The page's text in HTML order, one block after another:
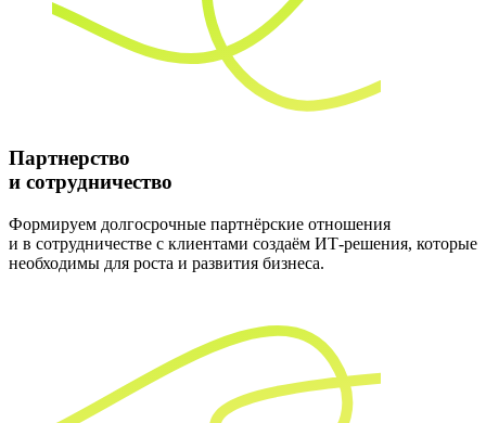
Партнерство
и сотрудничество
Формируем долгосрочные партнёрские отношения
и в сотрудничестве с клиентами создаём ИТ-решения, которые
необходимы для роста и развития бизнеса.